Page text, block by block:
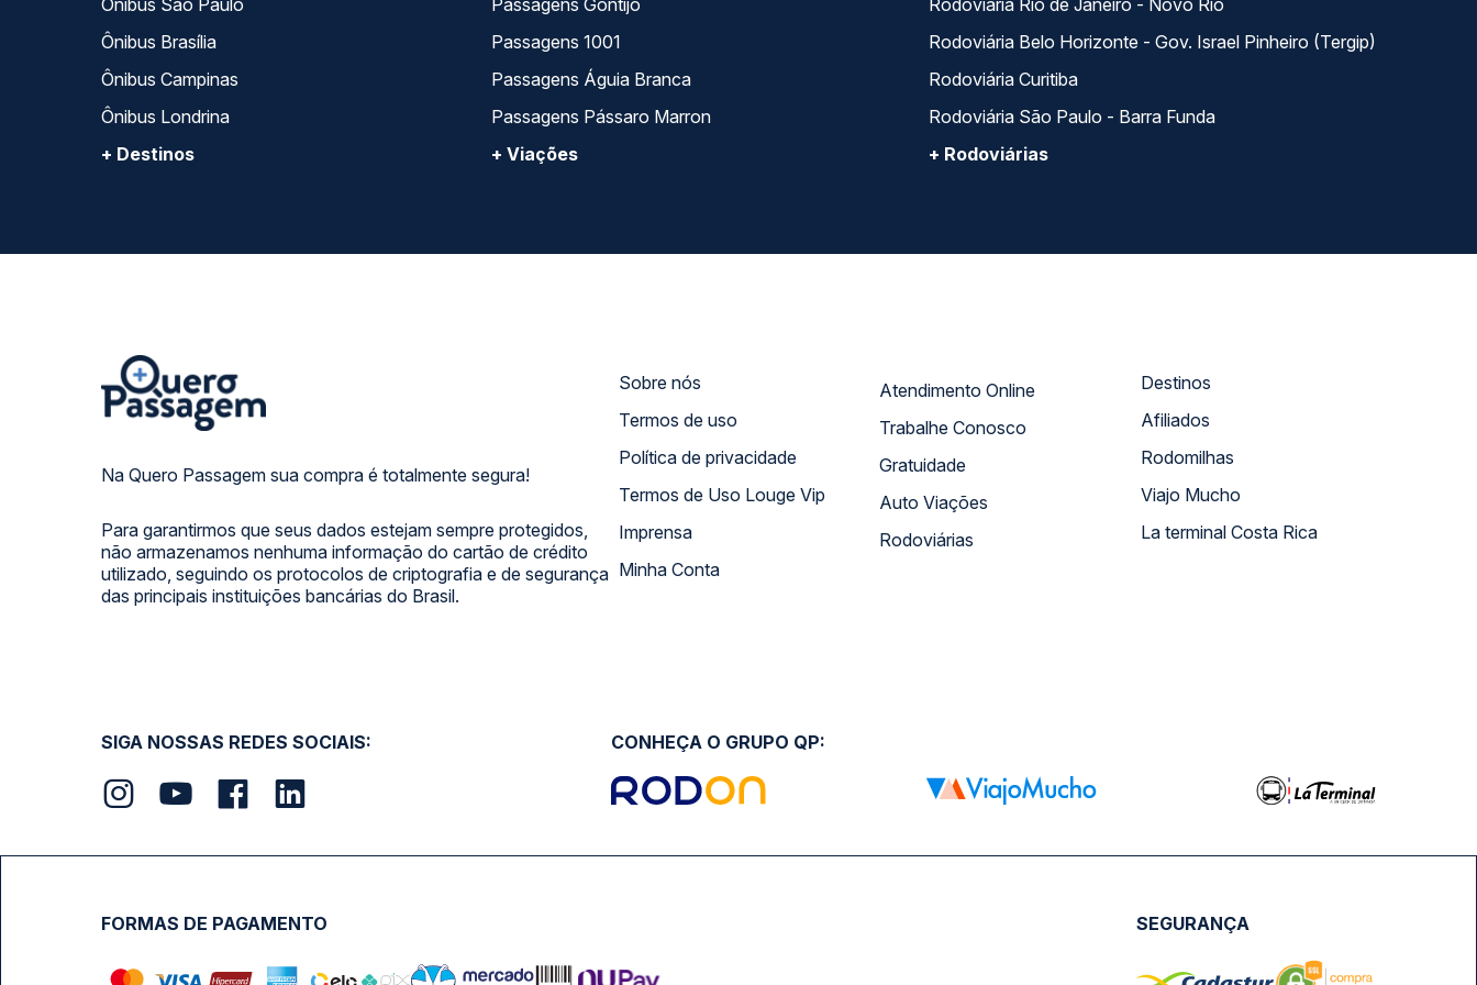
Ônibus São Paulo
Ônibus Brasília
Ônibus Campinas
Ônibus Londrina
+ Destinos
Passagens Gontijo
Passagens 1001
Passagens Águia Branca
Passagens Pássaro Marron
+ Viações
Rodoviária Rio de Janeiro - Novo Rio
Rodoviária Belo Horizonte - Gov. Israel Pinheiro (Tergip)
Rodoviária Curitiba
Rodoviária São Paulo - Barra Funda
+ Rodoviárias
Na Quero Passagem sua compra é totalmente segura!
Para garantirmos que seus dados estejam sempre protegidos,
não armazenamos nenhuma informação do cartão de crédito
utilizado, seguindo os protocolos de criptografia e de segurança
das principais instituições bancárias do Brasil.
Sobre nós
Termos de uso
Política de privacidade
Termos de Uso Louge Vip
Imprensa
Minha Conta
Atendimento Online
Trabalhe Conosco
Gratuidade
Auto Viações
Rodoviárias
Destinos
Afiliados
Rodomilhas
Viajo Mucho
La terminal Costa Rica
SIGA NOSSAS REDES SOCIAIS: CONHEÇA O GRUPO QP:
FORMAS DE PAGAMENTO SEGURANÇA